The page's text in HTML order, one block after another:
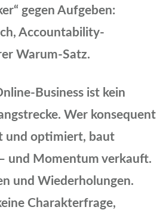
gegen Aufgeben:
Accountability-
Warum-Satz.
Business ist kein
Wer konsequent
und optimiert, baut
und Momentum verkauft.
und Wiederholungen.
Charakterfrage,